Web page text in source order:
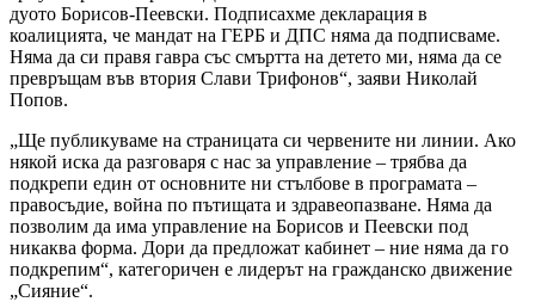
дуото Борисов-Пеевски. Подписахме декларация в
коалицията, че мандат на ГЕРБ и ДПС няма да подписваме.
Няма да си правя гавра със смъртта на детето ми, няма да се
превръщам във втория Слави Трифонов“, заяви Николай
Попов.
„Ще публикуваме на страницата си червените ни линии. Ако
някой иска да разговаря с нас за управление – трябва да
подкрепи един от основните ни стълбове в програмата –
правосъдие, война по пътищата и здравеопазване. Няма да
позволим да има управление на Борисов и Пеевски под
никаква форма. Дори да предложат кабинет – ние няма да го
подкрепим“, категоричен е лидерът на гражданско движение
„Сияние“.